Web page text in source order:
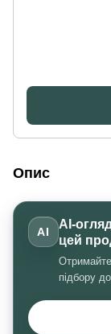
Опис
AI
AI-
цей
підбору